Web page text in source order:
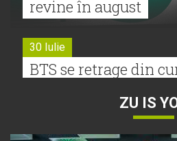
revine în august
30 Iulie
BTS se retrage din
ZU IS